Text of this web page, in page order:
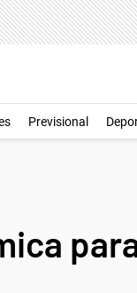
Previsional